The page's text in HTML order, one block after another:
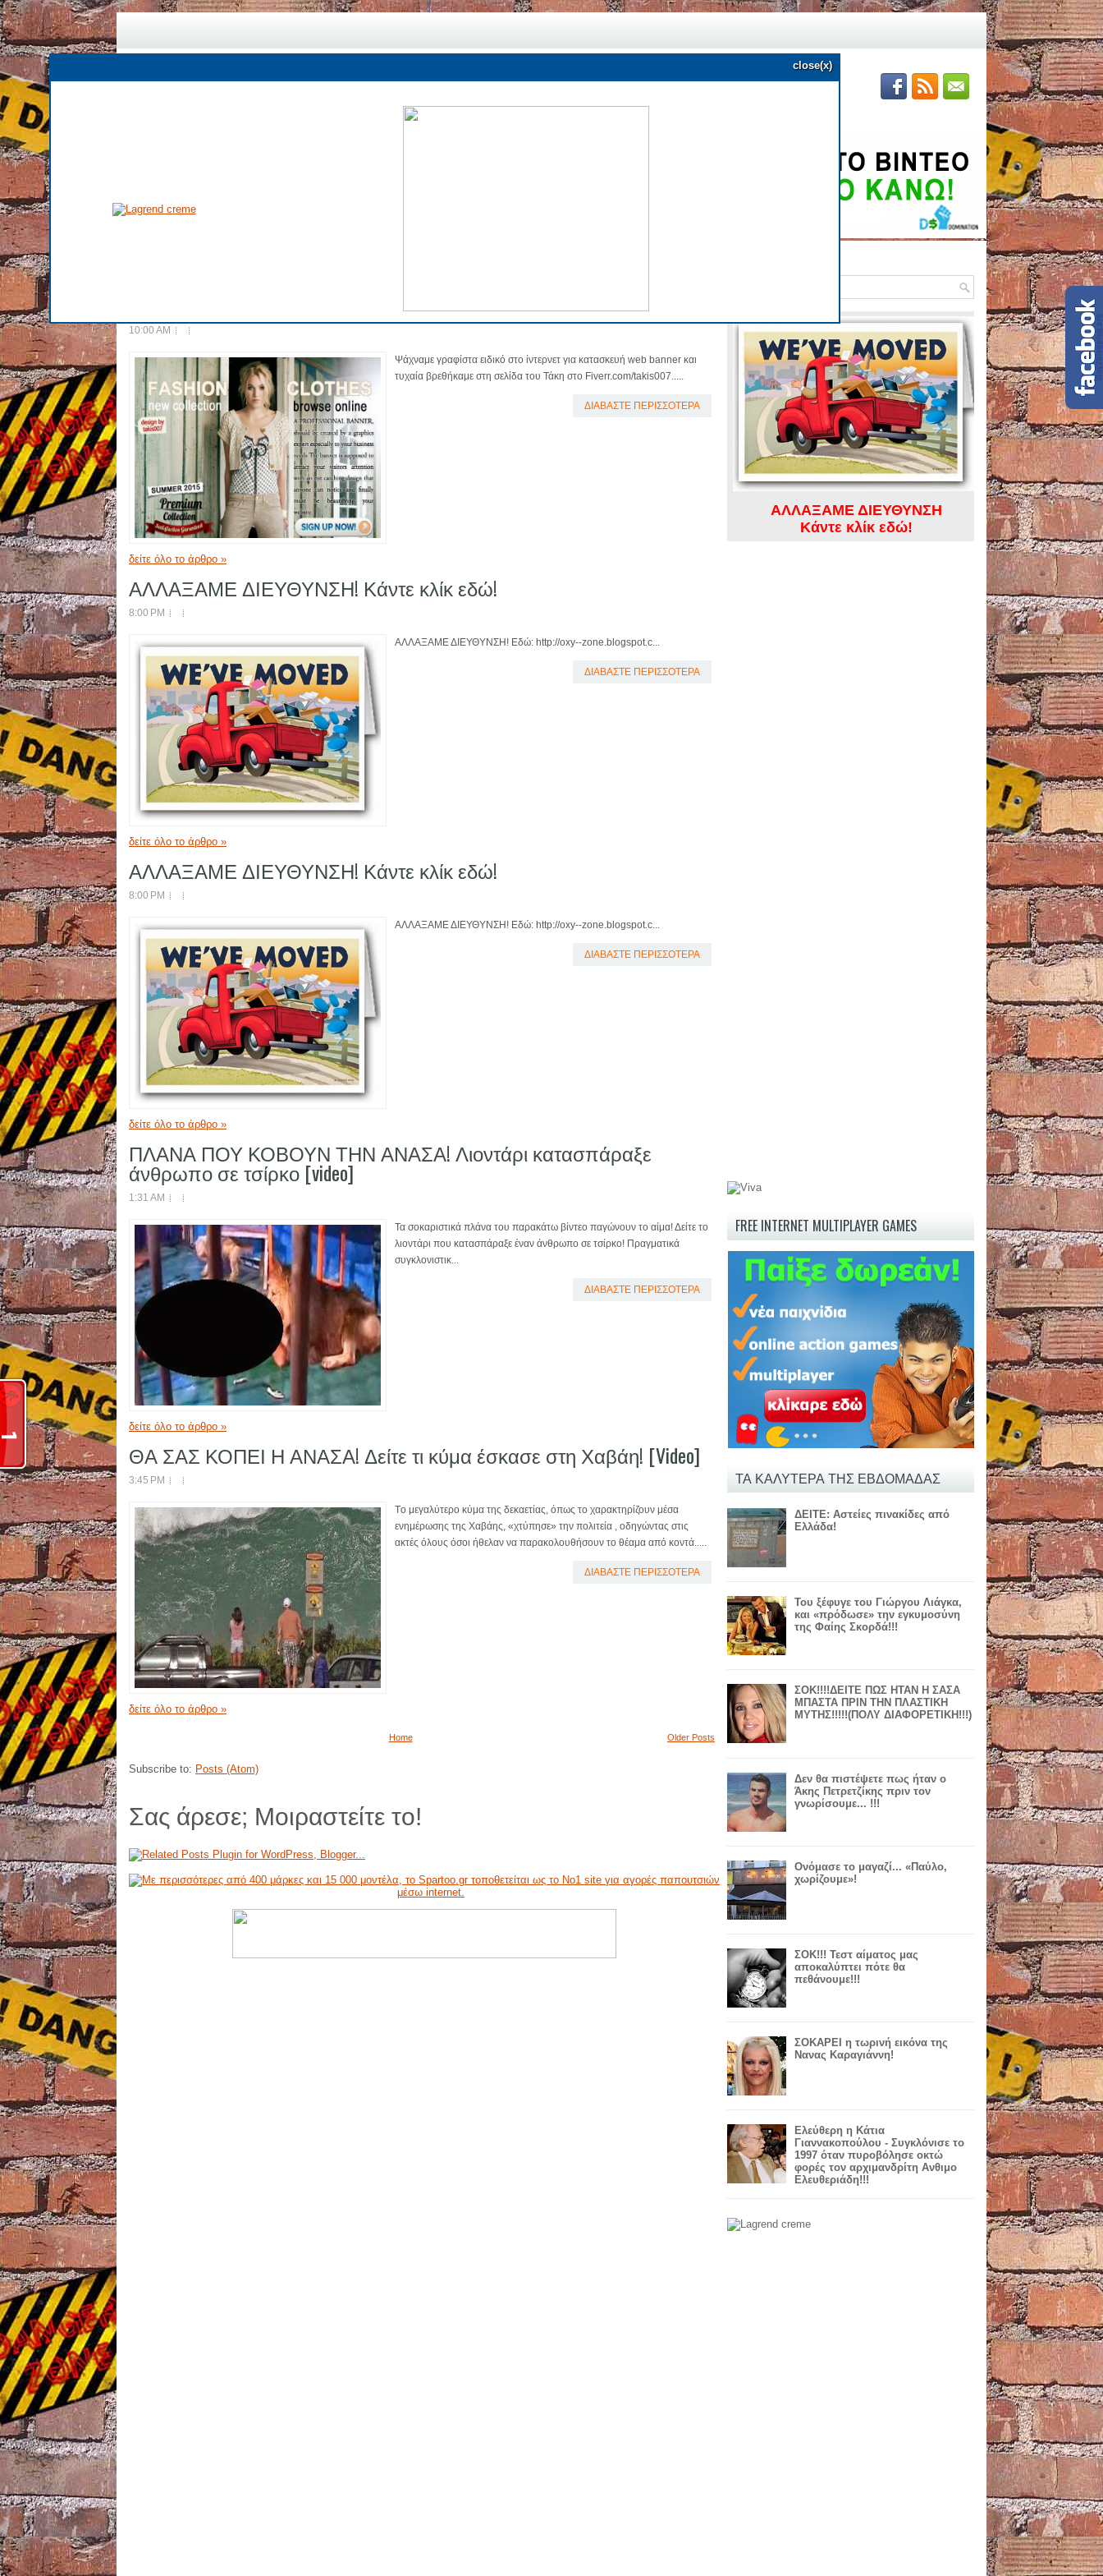
10:00 AM
Ψάχναμε γραφίστα ειδικό στο ίντερνετ για κατασκευή web banner και
τυχαία βρεθήκαμε στη σελίδα του Τάκη στο Fiverr.com/takis007.....
ΔΙΑΒΑΣΤΕ ΠΕΡΙΣΣΟΤΕΡΑ
δείτε όλο το άρθρο »
ΑΛΛΑΞΑΜΕ ΔΙΕΥΘΥΝΣΗ! Κάντε κλίκ εδώ!
8:00 PM
ΑΛΛΑΞΑΜΕ ΔΙΕΥΘΥΝΣΗ! Εδώ: http://oxy--zone.blogspot.c...
ΔΙΑΒΑΣΤΕ ΠΕΡΙΣΣΟΤΕΡΑ
δείτε όλο το άρθρο »
ΑΛΛΑΞΑΜΕ ΔΙΕΥΘΥΝΣΗ! Κάντε κλίκ εδώ!
8:00 PM
ΑΛΛΑΞΑΜΕ ΔΙΕΥΘΥΝΣΗ! Εδώ: http://oxy--zone.blogspot.c...
ΔΙΑΒΑΣΤΕ ΠΕΡΙΣΣΟΤΕΡΑ
δείτε όλο το άρθρο »
ΠΛΑΝΑ ΠΟΥ ΚΟΒΟΥΝ ΤΗΝ ΑΝΑΣΑ! Λιοντάρι κατασπάραξε
άνθρωπο σε τσίρκο [video]
1:31 AM
Τα σοκαριστικά πλάνα του παρακάτω βίντεο παγώνουν το αίμα! Δείτε το
λιοντάρι που κατασπάραξε έναν άνθρωπο σε τσίρκο! Πραγματικά
συγκλονιστικ...
ΔΙΑΒΑΣΤΕ ΠΕΡΙΣΣΟΤΕΡΑ
δείτε όλο το άρθρο »
ΘΑ ΣΑΣ ΚΟΠΕΙ Η ΑΝΑΣΑ! Δείτε τι κύμα έσκασε στη Χαβάη! [Video]
3:45 PM
Tο μεγαλύτερο κύμα της δεκαετίας, όπως το χαρακτηρίζουν μέσα
ενημέρωσης της Χαβάης, «χτύπησε» την πολιτεία , οδηγώντας στις
ακτές όλους όσοι ήθελαν να παρακολουθήσουν το θέαμα από κοντά.....
ΔΙΑΒΑΣΤΕ ΠΕΡΙΣΣΟΤΕΡΑ
δείτε όλο το άρθρο »
Older Posts
Home
Subscribe to: Posts (Atom)
Σας άρεσε; Μοιραστείτε το!
ΑΛΛΑΞΑΜΕ ΔΙΕΥΘΥΝΣΗ
Kάντε κλίκ εδώ!
FREE INTERNET MULTIPLAYER GAMES
ΤΑ ΚΑΛΥΤΕΡΑ ΤΗΣ ΕΒΔΟΜΑΔΑΣ
ΔΕΙΤΕ: Αστείες πινακίδες από
Ελλάδα!
Του ξέφυγε του Γιώργου Λιάγκα,
και «πρόδωσε» την εγκυμοσύνη
της Φαίης Σκορδά!!!
ΣΟΚ!!!!ΔΕΙΤΕ ΠΩΣ ΗΤΑΝ Η ΣΑΣΑ
ΜΠΑΣΤΑ ΠΡΙΝ ΤΗΝ ΠΛΑΣΤΙΚΗ
ΜΥΤΗΣ!!!!!(ΠΟΛΥ ΔΙΑΦΟΡΕΤΙΚΗ!!!)
Δεν θα πιστέψετε πως ήταν ο
Άκης Πετρετζίκης πριν τον
γνωρίσουμε... !!!
Ονόμασε το μαγαζί... «Παύλο,
χωρίζουμε»!
ΣΟΚ!!! Τεστ αίματος μας
αποκαλύπτει πότε θα
πεθάνουμε!!!
ΣΟΚΑΡΕΙ η τωρινή εικόνα της
Νανας Καραγιάννη!
Ελεύθερη η Κάτια
Γιαννακοπούλου - Συγκλόνισε το
1997 όταν πυροβόλησε οκτώ
φορές τον αρχιμανδρίτη Ανθιμο
Ελευθεριάδη!!!
close(x)